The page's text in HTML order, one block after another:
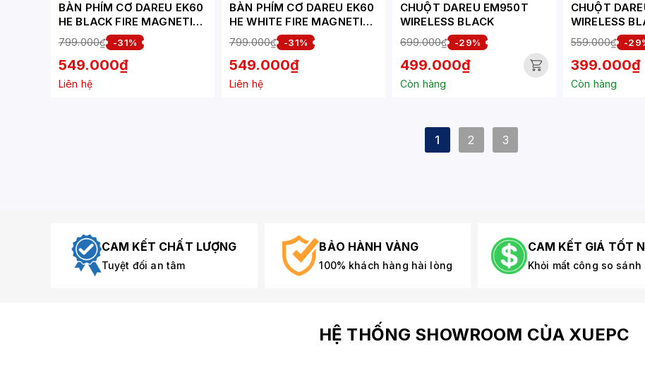
BÀN PHÍM CƠ DAREU EK60
HE BLACK FIRE MAGNETIC
SWITCH
799.000₫ -31%
549.000₫
Liên hệ
BÀN PHÍM CƠ DAREU EK60
HE WHITE FIRE MAGNETIC
SWITCH
799.000₫ -31%
549.000₫
Liên hệ
CHUỘT DAREU EM950T
WIRELESS BLACK
699.000₫ -29%
499.000₫
Còn hàng
CHUỘT
WIRELESS
559.000₫ -
399.000₫
Còn hàng
1 2 3
CAM KẾT CHẤT LƯỢNG
Tuyệt đối an tâm
BẢO HÀNH VÀNG
100% khách hàng hài lòng
CAM KẾT GIÁ TỐT
Khỏi mất công so sánh
HỆ THỐNG SHOWROOM CỦA XUEPC